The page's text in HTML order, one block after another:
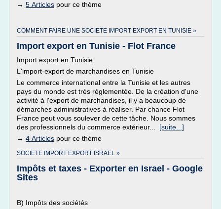
→ 5 Articles pour ce thème
COMMENT FAIRE UNE SOCIETE IMPORT EXPORT EN TUNISIE »
Import export en Tunisie - Flot France
Import export en Tunisie
L'import-export de marchandises en Tunisie
Le commerce international entre la Tunisie et les autres
pays du monde est très réglementée. De la création d'une
activité à l'export de marchandises, il y a beaucoup de
démarches administratives à réaliser. Par chance Flot
France peut vous soulever de cette tâche. Nous sommes
des professionnels du commerce extérieur... [suite...]
→ 4 Articles pour ce thème
SOCIETE IMPORT EXPORT ISRAEL »
Impôts et taxes - Exporter en Israel - Google
Sites
B) Impôts des sociétés